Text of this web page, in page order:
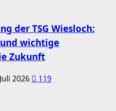
der TSG Wiesloch:
wichtige
Zukunft
2026
119